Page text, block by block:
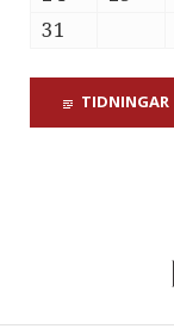
31
TIDNINGAR